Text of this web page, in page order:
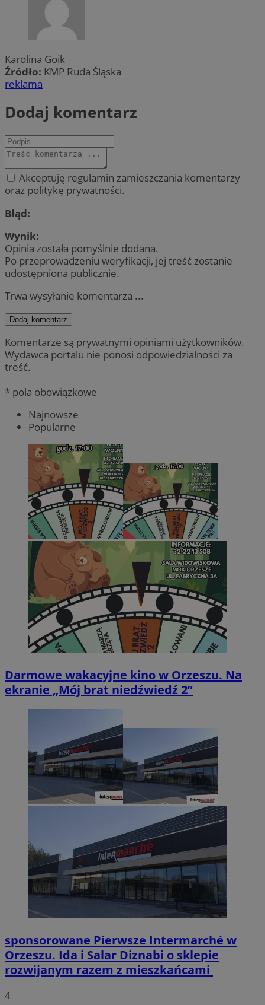
Karolina Goik
Źródło: KMP Ruda Śląska
reklama
Dodaj komentarz
Akceptuję regulamin zamieszczania komentarzy
oraz politykę prywatności.
Błąd:
Wynik:
Opinia została pomyślnie dodana.
Po przeprowadzeniu weryfikacji, jej treść zostanie
udostępniona publicznie.
Trwa wysyłanie komentarza ...
Dodaj komentarz
Komentarze są prywatnymi opiniami użytkowników.
Wydawca portalu nie ponosi odpowiedzialności za
treść.
* pola obowiązkowe
Najnowsze
Popularne
Darmowe wakacyjne kino w Orzeszu. Na
ekranie „Mój brat niedźwiedź 2”
sponsorowane Pierwsze Intermarché w
Orzeszu. Ida i Salar Diznabi o sklepie
rozwijanym razem z mieszkańcami
4